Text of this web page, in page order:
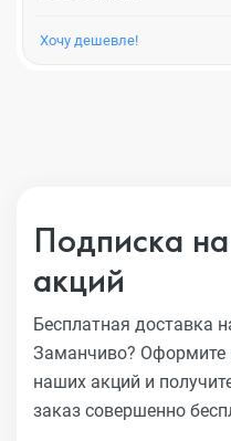
Хочу дешевле!
Подписка
акций
Бесплатная доставка
Заманчиво? Оформите
наших акций и
заказ совершенно